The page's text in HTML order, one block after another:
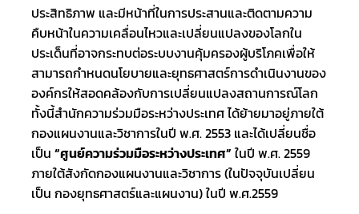
ประสิทธิภาพ และมีหน้าที่ในการประสานและติดตามความ
คืบหน้าในความเคลื่อนไหวและเปลี่ยนแปลงของโลกใน
ประเด็นที่อาจกระทบต่อระบบงานคุ้มครองผู้บริโภคเพื่อให้
สามารถกำหนดนโยบายและยุทธศาสตร์การดำเนินงานของ
องค์กรให้สอดคล้องกับการเปลี่ยนแปลงสถานการณ์โลก
ทั้งนี้สำนักความร่วมมือระหว่างประเทศ ได้ย้ายมาอยู่ภายใต้
กองแผนงานและวิชาการในปี พ.ศ. 2553 และได้เปลี่ยนชื่อ
เป็น “ศูนย์ความร่วมมือระหว่างประเทศ” ในปี พ.ศ. 2559
ภายใต้สังกัดกองแผนงานและวิชาการ (ในปัจจุบันเปลี่ยน
เป็น กองยุทธศาสตร์และแผนงาน) ในปี พ.ศ.2559